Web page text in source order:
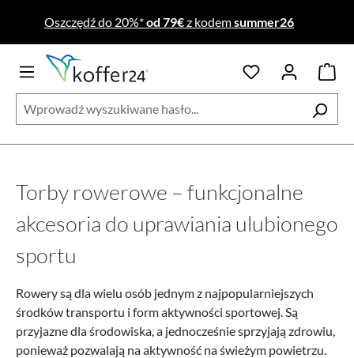
Przejdź do głównej zawartości
Oszczędź do 20%*od 79€z kodemsummer26
Torby rowerowe – funkcjonalne
akcesoria do uprawiania ulubionego
sportu
Rowery są dla wielu osób jednym z najpopularniejszych
środków transportu i form aktywności sportowej. Są
przyjazne dla środowiska, a jednocześnie sprzyjają zdrowiu,
ponieważ pozwalają na aktywność na świeżym powietrzu.